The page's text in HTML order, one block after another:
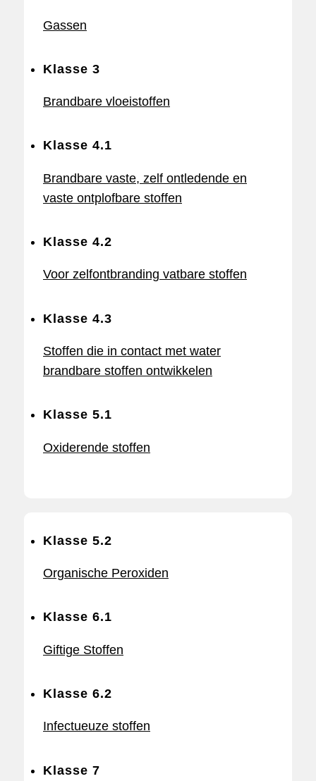
Gassen
Klasse 3
Brandbare vloeistoffen
Klasse 4.1
Brandbare vaste, zelf ontledende en
vaste ontplofbare stoffen
Klasse 4.2
Voor zelfontbranding vatbare stoffen
Klasse 4.3
Stoffen die in contact met water
brandbare stoffen ontwikkelen
Klasse 5.1
Oxiderende stoffen
Klasse 5.2
Organische Peroxiden
Klasse 6.1
Giftige Stoffen
Klasse 6.2
Infectueuze stoffen
Klasse 7